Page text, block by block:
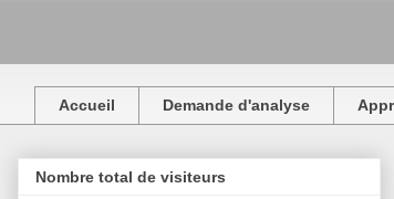
Accueil Demande d'analyse
Nombre total de visiteurs